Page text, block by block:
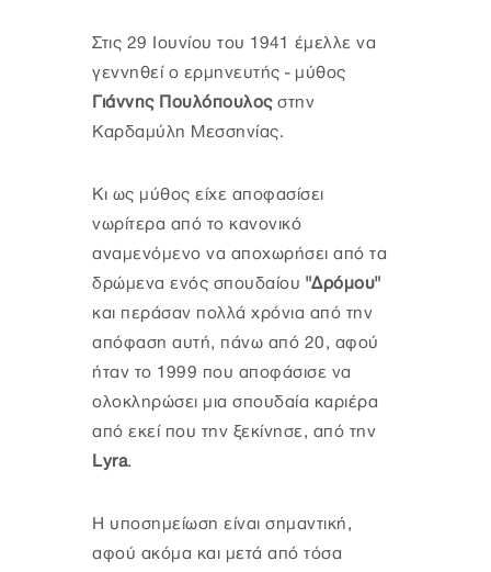
Στις 29 Ιουνίου του 1941 έμελλε να
γεννηθεί ο ερμηνευτής - μύθος
Γιάννης Πουλόπουλοςστην
Καρδαμύλη Μεσσηνίας.
Κι ως μύθος είχε αποφασίσει
νωρίτερα από το κανονικό
αναμενόμενο να αποχωρήσει από τα
δρώμενα ενός σπουδαίου "Δρόμου"
και περάσαν πολλά χρόνια από την
απόφαση αυτή, πάνω από 20, αφού
ήταν το 1999 που αποφάσισε να
ολοκληρώσει μια σπουδαία καριέρα
από εκεί που την ξεκίνησε, από την
Lyra.
Η υποσημείωση είναι σημαντική,
αφού ακόμα και μετά από τόσα